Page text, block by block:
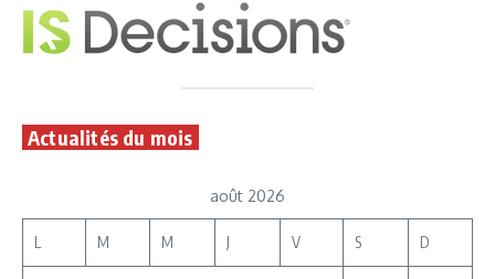
Actualités du mois
août 2026
L M M J V S D